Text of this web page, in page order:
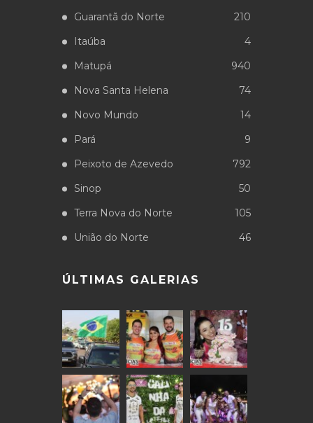
Guarantã do Norte
210
Itaúba
4
Matupá
940
Nova Santa Helena
74
Novo Mundo
14
Pará
9
Peixoto de Azevedo
792
Sinop
50
Terra Nova do Norte
105
União do Norte
46
ÚLTIMAS GALERIAS